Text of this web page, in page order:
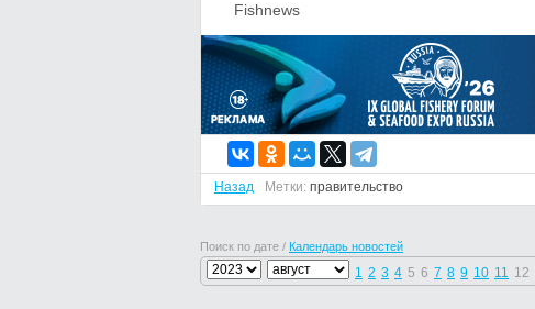
Fishnews
Назад Метки: правительство
Поиск по дате / Календарь новостей
1 2 3 4 5 6 7 8 9 10 11 12